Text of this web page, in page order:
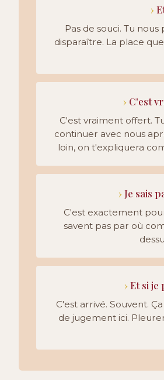
Pas de souci. Tu
disparaître. La place
C'est
C'est vraiment offert.
continuer avec nous
loin, on t'expliquera
Je sais
C'est exactement
savent pas par où
Et si je
C'est arrivé. Souvent.
de jugement ici.